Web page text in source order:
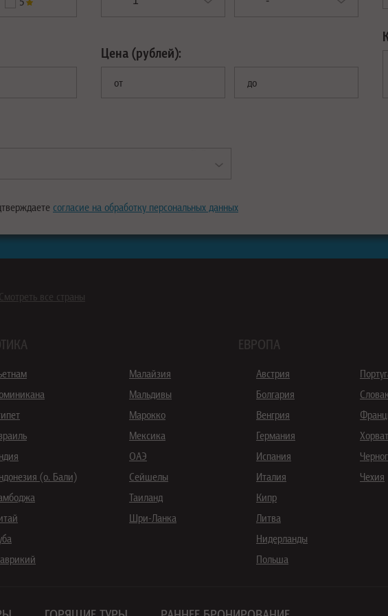
Цена (рублей):
от до
согласие на обработку персональных данных
Смотреть все страны
(о. Бали)
Малайзия
Мальдивы
Марокко
Мексика
ОАЭ
Сейшелы
Таиланд
Шри-Ланка
ЕВРОПА
Австрия
Болгария
Венгрия
Германия
Испания
Италия
Кипр
Литва
Нидерланды
Польша
Чехия